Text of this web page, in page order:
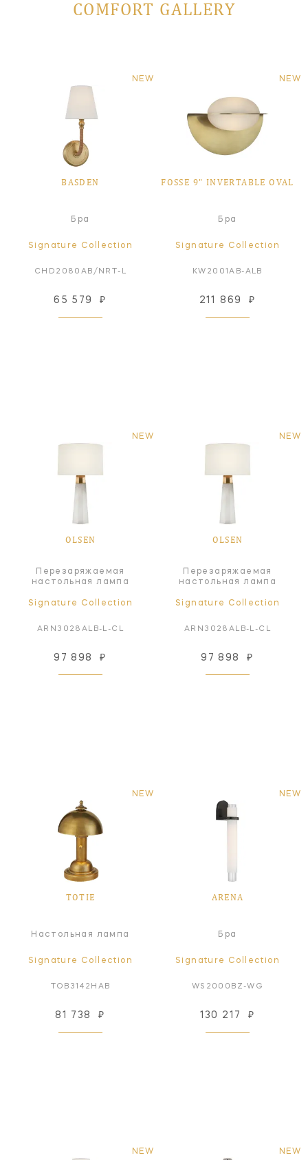
COMFORT GALLERY
NEW
BASDEN
Бра
Signature Collection
CHD2080AB/NRT-L
65 579 ₽
NEW
FOSSE 9" INVERTABLE OVAL
Бра
Signature Collection
KW2001AB-ALB
211 869 ₽
NEW
OLSEN
Перезаряжаемая
настольная лампа
Signature Collection
ARN3028ALB-L-CL
97 898 ₽
NEW
OLSEN
Перезаряжаемая
настольная лампа
Signature Collection
ARN3028ALB-L-CL
97 898 ₽
NEW
TOTIE
Настольная лампа
Signature Collection
TOB3142HAB
81 738 ₽
NEW
ARENA
Бра
Signature Collection
WS2000BZ-WG
130 217 ₽
NEW NEW